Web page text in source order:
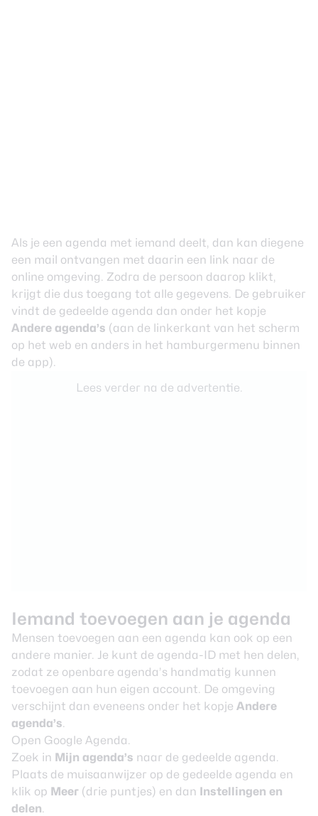
Als je een agenda met iemand deelt, dan kan diegene
een mail ontvangen met daarin een link naar de
online omgeving. Zodra de persoon daarop klikt,
krijgt die dus toegang tot alle gegevens. De gebruiker
vindt de gedeelde agenda dan onder het kopje
Andere agenda’s (aan de linkerkant van het scherm
op het web en anders in het hamburgermenu binnen
de app).
Lees verder na de advertentie.
Iemand toevoegen aan je agenda
Mensen toevoegen aan een agenda kan ook op een
andere manier. Je kunt de agenda-ID met hen delen,
zodat ze openbare agenda’s handmatig kunnen
toevoegen aan hun eigen account. De omgeving
verschijnt dan eveneens onder het kopje Andere
agenda’s.
Open Google Agenda.
Zoek in Mijn agenda’s naar de gedeelde agenda.
Plaats de muisaanwijzer op de gedeelde agenda en
klik op Meer (drie puntjes) en dan Instellingen en
delen.